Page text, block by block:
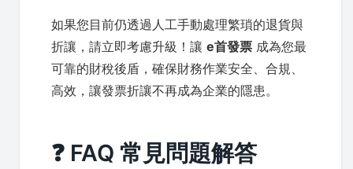
如果您目前仍透過人工手動處理繁瑣的退貨與
折讓，請立即考慮升級！讓 e首發票 成為您最
可靠的財稅後盾，確保財務作業安全、合規、
高效，讓發票折讓不再成為企業的隱患。
❓ FAQ 常見問題解答